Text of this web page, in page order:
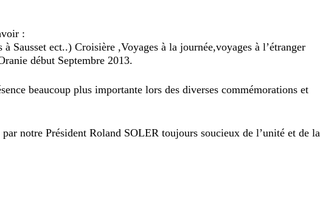
:
Sausset ect..) Croisière ,Voyages à la journée,voyages à l’étranger
début Septembre 2013.
beaucoup plus importante lors des diverses commémorations et
notre Président Roland SOLER toujours soucieux de l’unité et de la